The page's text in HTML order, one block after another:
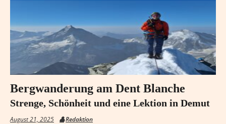
Bergwanderung am Dent Blanche
Strenge, Schönheit und eine Lektion in Demut
August 21, 2025 Redaktion